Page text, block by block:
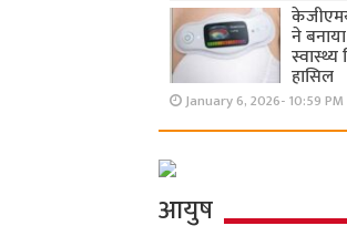
ने
हासिल
January 6, 2026- 10:59 PM
आयुष